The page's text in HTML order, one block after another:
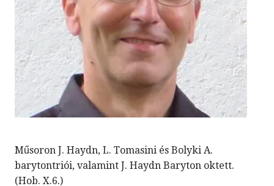
Műsoron J. Haydn, L. Tomasini és Bolyki A.
barytontriói, valamint J. Haydn Baryton oktett.
(Hob. X.6.)